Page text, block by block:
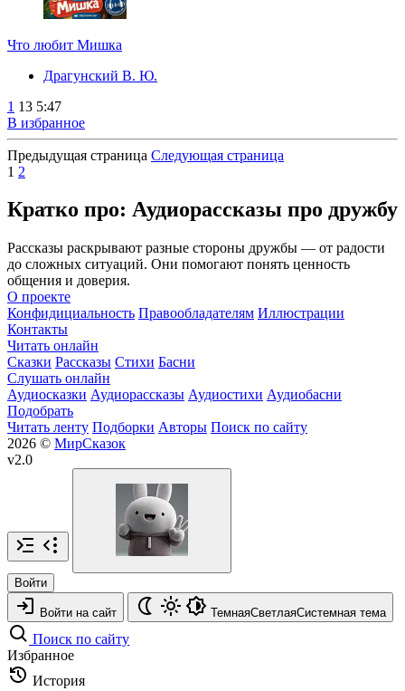
Что любит Мишка
Драгунский В. Ю.
1 13 5:47
В избранное
Предыдущая страница Следующая страница
1 2
Кратко про: Аудиорассказы про дружбу
Рассказы раскрывают разные стороны дружбы — от радости
до сложных ситуаций. Они помогают понять ценность
общения и доверия.
О проекте
Конфидициальность Правообладателям Иллюстрации
Контакты
Читать онлайн
Сказки Рассказы Стихи Басни
Слушать онлайн
Аудиосказки Аудиорассказы Аудиостихи Аудиобасни
Подобрать
Читать ленту Подборки Авторы Поиск по сайту
2026 © МирСказок
v2.0
Войти
Войти на сайт ТемнаяСветлаяСистемная тема
Поиск по сайту
Избранное
История